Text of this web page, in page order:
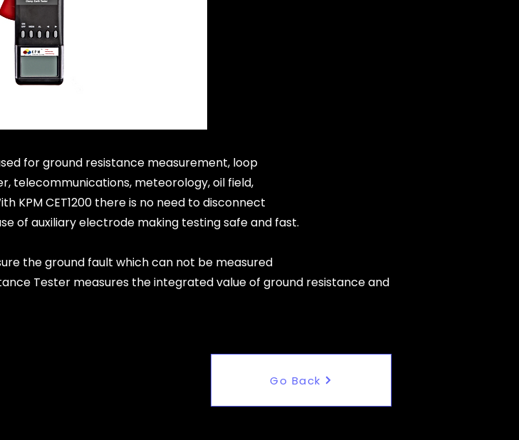
for ground resistance measurement, loop
telecommunications, meteorology, oil field,
KPM CET1200 there is no need to disconnect
of auxiliary electrode making testing safe and fast.
the ground fault which can not be measured
Tester measures the integrated value of ground resistance and
Go Back